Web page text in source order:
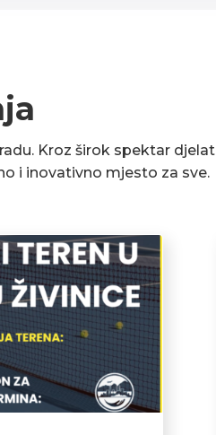
Kroz širok spektar
i inovativno mjesto za sve.